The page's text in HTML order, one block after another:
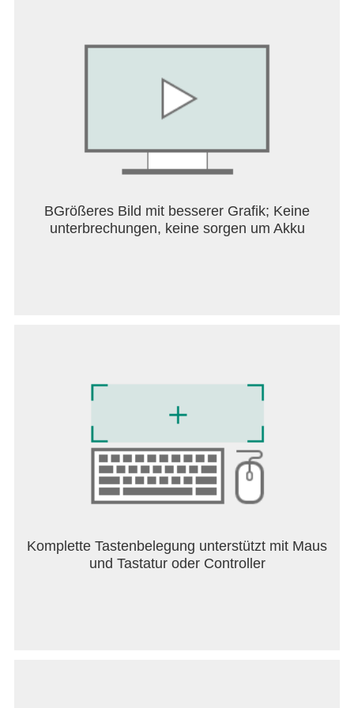
- Sieh dir die täglichen Stunts an; es gibt jeden Tag
- Es gibt ein neues Universum in Rift Riders-
Bosskämpfen, die wöchentlich aktualisiert werden
- Wie lange kannst du dich in „Herr des Hügels“
bevor es knallt?
- Erkunde exotische Missionenstadien für tolle
Außerirdische und Pinguine. Im Ernst, Pinguine
sind am gefährlichsten.
Datenschutz-Bestimmungen:
http://dodreams.com/pdf/dodreams_policy.pdf.
Gefällt dir Drive Ahead!? Hilf uns, mehr
unterhaltsame Spiele wie dieses zu entwickeln,
indem du uns bewertest und eine Rezension
BGrößeres Bild mit besserer Grafik; Keine
unterbrechungen, keine sorgen um Akku
Komplette Tastenbelegung unterstützt mit Maus
und Tastatur oder Controller